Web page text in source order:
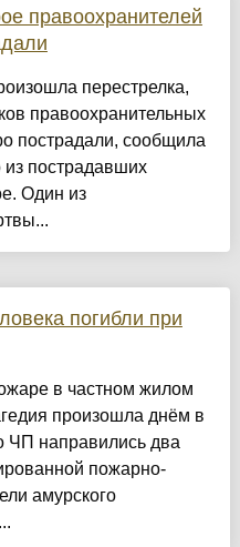
правоохранителей
перестрелка,
правоохранительных
пострадали, сообщила
из пострадавших
Один из
погибли при
в частном жилом
произошла днём в
ЧП направились два
пожарно-
амурского